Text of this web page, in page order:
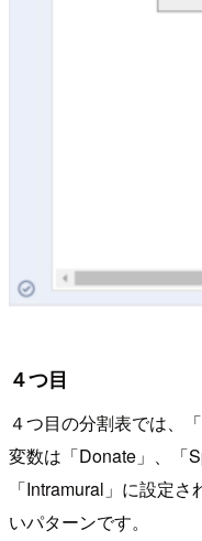
４つ目
４つ目の分割表では、
変数は「Donate」、「
「Intramural」に設定
いパターンです。